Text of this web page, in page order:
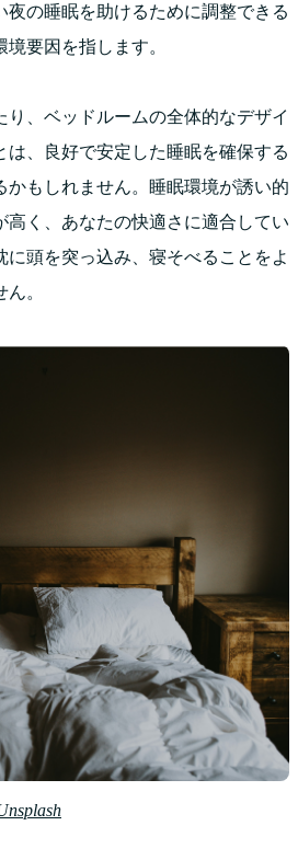
夜の睡眠を助けるために調整できる
要因を指します。
り、ベッドルームの全体的なデザイ
は、良好で安定した睡眠を確保する
かもしれません。睡眠環境が誘い的
高く、あなたの快適さに適合してい
に頭を突っ込み、寝そべることをよ
。